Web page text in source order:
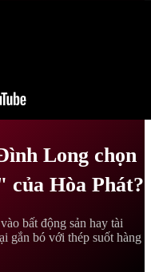
Long chọn
của Hòa Phát?
bất động sản hay tài
gắn bó với thép suốt hàng